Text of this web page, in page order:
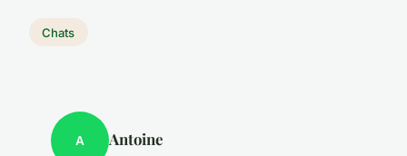
Chats
A Antoine